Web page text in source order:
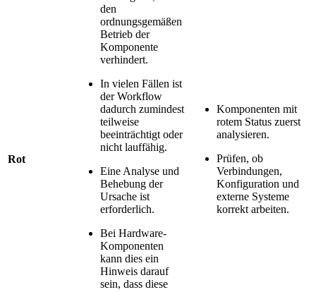
Rot
den
ordnungsgemäßen
Betrieb der
Komponente
verhindert.
In vielen Fällen ist
der Workflow
dadurch zumindest
teilweise
beeinträchtigt oder
nicht lauffähig.
Eine Analyse und
Behebung der
Ursache ist
erforderlich.
Bei Hardware-
Komponenten
kann dies ein
Hinweis darauf
sein, dass diese
Komponenten mit
rotem Status zuerst
analysieren.
Prüfen, ob
Verbindungen,
Konfiguration und
externe Systeme
korrekt arbeiten.